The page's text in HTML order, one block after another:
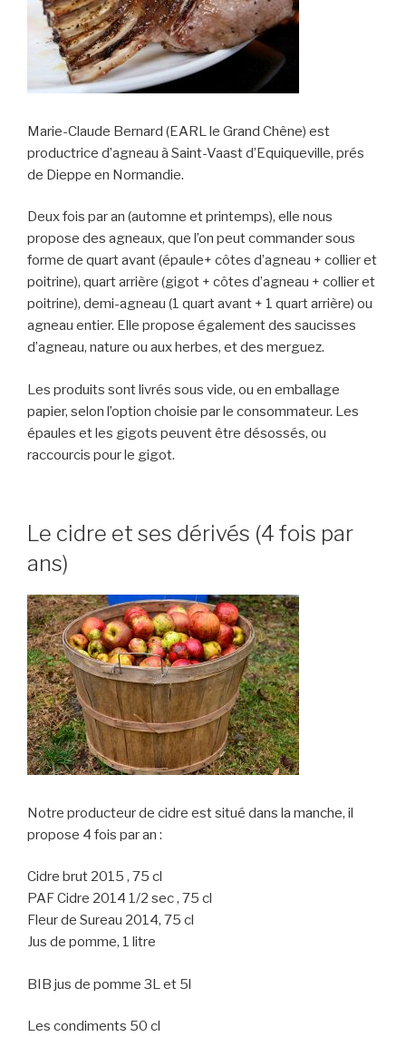
Marie-Claude Bernard (EARL le Grand Chêne) est
productrice d’agneau à Saint-Vaast d’Equiqueville, prés
de Dieppe en Normandie.
Deux fois par an (automne et printemps), elle nous
propose des agneaux, que l’on peut commander sous
forme de quart avant (épaule+ côtes d’agneau + collier et
poitrine), quart arrière (gigot + côtes d’agneau + collier et
poitrine), demi-agneau (1 quart avant + 1 quart arrière) ou
agneau entier. Elle propose également des saucisses
d’agneau, nature ou aux herbes, et des merguez.
Les produits sont livrés sous vide, ou en emballage
papier, selon l’option choisie par le consommateur. Les
épaules et les gigots peuvent être désossés, ou
raccourcis pour le gigot.
Le cidre et ses dérivés (4 fois par
ans)
Notre producteur de cidre est situé dans la manche, il
propose 4 fois par an :
Cidre brut 2015 , 75 cl
PAF Cidre 2014 1/2 sec , 75 cl
Fleur de Sureau 2014, 75 cl
Jus de pomme, 1 litre
BIB jus de pomme 3L et 5l
Les condiments 50 cl